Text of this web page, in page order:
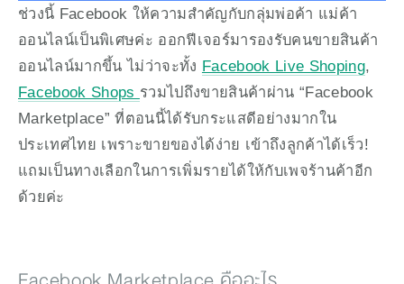
ช่วงนี้ Facebook ให้ความสำคัญกับกลุ่มพ่อค้า แม่ค้า
ออนไลน์เป็นพิเศษค่ะ ออกฟีเจอร์มารองรับคนขายสินค้า
ออนไลน์มากขึ้น ไม่ว่าจะทั้ง Facebook Live Shoping
Facebook Shops รวมไปถึงขายสินค้าผ่าน “Facebook
Marketplace” ที่ตอนนี้ได้รับกระแสดีอย่างมากใน
ประเทศไทย เพราะขายของได้ง่าย เข้าถึงลูกค้าได้เร็ว!
แถมเป็นทางเลือกในการเพิ่มรายได้ให้กับเพจร้านค้าอีก
ด้วยค่ะ